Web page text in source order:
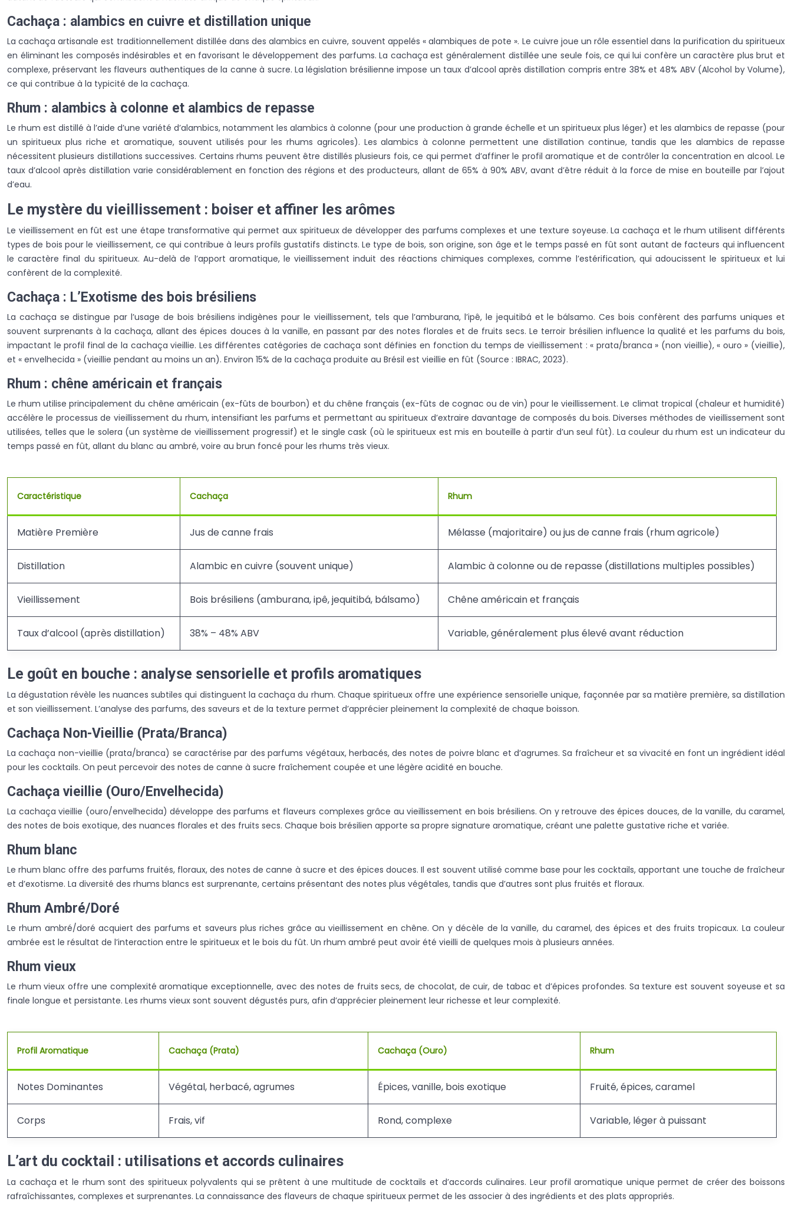
Cachaça : alambics en cuivre et distillation unique
La cachaça artisanale est traditionnellement distillée dans des alambics en cuivre, souvent appelés « alambiques de pote ». Le cuivre joue un rôle essentiel dans la purification du spiritueux
en éliminant les composés indésirables et en favorisant le développement des parfums. La cachaça est généralement distillée une seule fois, ce qui lui confère un caractère plus brut et
complexe, préservant les flaveurs authentiques de la canne à sucre. La législation brésilienne impose un taux d’alcool après distillation compris entre 38% et 48% ABV (Alcohol by Volume),
ce qui contribue à la typicité de la cachaça.
Rhum : alambics à colonne et alambics de repasse
Le rhum est distillé à l’aide d’une variété d’alambics, notamment les alambics à colonne (pour une production à grande échelle et un spiritueux plus léger) et les alambics de repasse (pour
un spiritueux plus riche et aromatique, souvent utilisés pour les rhums agricoles). Les alambics à colonne permettent une distillation continue, tandis que les alambics de repasse
nécessitent plusieurs distillations successives. Certains rhums peuvent être distillés plusieurs fois, ce qui permet d’affiner le profil aromatique et de contrôler la concentration en alcool. Le
taux d’alcool après distillation varie considérablement en fonction des régions et des producteurs, allant de 65% à 90% ABV, avant d’être réduit à la force de mise en bouteille par l’ajout
d’eau.
Le mystère du vieillissement : boiser et affiner les arômes
Le vieillissement en fût est une étape transformative qui permet aux spiritueux de développer des parfums complexes et une texture soyeuse. La cachaça et le rhum utilisent différents
types de bois pour le vieillissement, ce qui contribue à leurs profils gustatifs distincts. Le type de bois, son origine, son âge et le temps passé en fût sont autant de facteurs qui influencent
le caractère final du spiritueux. Au-delà de l’apport aromatique, le vieillissement induit des réactions chimiques complexes, comme l’estérification, qui adoucissent le spiritueux et lui
confèrent de la complexité.
Cachaça : L’Exotisme des bois brésiliens
La cachaça se distingue par l’usage de bois brésiliens indigènes pour le vieillissement, tels que l’amburana, l’ipê, le jequitibá et le bálsamo. Ces bois confèrent des parfums uniques et
souvent surprenants à la cachaça, allant des épices douces à la vanille, en passant par des notes florales et de fruits secs. Le terroir brésilien influence la qualité et les parfums du bois,
impactant le profil final de la cachaça vieillie. Les différentes catégories de cachaça sont définies en fonction du temps de vieillissement : « prata/branca » (non vieillie), « ouro » (vieillie),
et « envelhecida » (vieillie pendant au moins un an). Environ 15% de la cachaça produite au Brésil est vieillie en fût (Source : IBRAC, 2023).
Rhum : chêne américain et français
Le rhum utilise principalement du chêne américain (ex-fûts de bourbon) et du chêne français (ex-fûts de cognac ou de vin) pour le vieillissement. Le climat tropical (chaleur et humidité)
accélère le processus de vieillissement du rhum, intensifiant les parfums et permettant au spiritueux d’extraire davantage de composés du bois. Diverses méthodes de vieillissement sont
utilisées, telles que le solera (un système de vieillissement progressif) et le single cask (où le spiritueux est mis en bouteille à partir d’un seul fût). La couleur du rhum est un indicateur du
temps passé en fût, allant du blanc au ambré, voire au brun foncé pour les rhums très vieux.
Caractéristique Cachaça Rhum
Matière Première Jus de canne frais Mélasse (majoritaire) ou jus de canne frais (rhum agricole)
Distillation Alambic en cuivre (souvent unique) Alambic à colonne ou de repasse (distillations multiples possibles)
Vieillissement Bois brésiliens (amburana, ipê, jequitibá, bálsamo) Chêne américain et français
Taux d’alcool (après distillation) 38% – 48% ABV Variable, généralement plus élevé avant réduction
Le goût en bouche : analyse sensorielle et profils aromatiques
La dégustation révèle les nuances subtiles qui distinguent la cachaça du rhum. Chaque spiritueux offre une expérience sensorielle unique, façonnée par sa matière première, sa distillation
et son vieillissement. L’analyse des parfums, des saveurs et de la texture permet d’apprécier pleinement la complexité de chaque boisson.
Cachaça Non-Vieillie (Prata/Branca)
La cachaça non-vieillie (prata/branca) se caractérise par des parfums végétaux, herbacés, des notes de poivre blanc et d’agrumes. Sa fraîcheur et sa vivacité en font un ingrédient idéal
pour les cocktails. On peut percevoir des notes de canne à sucre fraîchement coupée et une légère acidité en bouche.
Cachaça vieillie (Ouro/Envelhecida)
La cachaça vieillie (ouro/envelhecida) développe des parfums et flaveurs complexes grâce au vieillissement en bois brésiliens. On y retrouve des épices douces, de la vanille, du caramel,
des notes de bois exotique, des nuances florales et des fruits secs. Chaque bois brésilien apporte sa propre signature aromatique, créant une palette gustative riche et variée.
Rhum blanc
Le rhum blanc offre des parfums fruités, floraux, des notes de canne à sucre et des épices douces. Il est souvent utilisé comme base pour les cocktails, apportant une touche de fraîcheur
et d’exotisme. La diversité des rhums blancs est surprenante, certains présentant des notes plus végétales, tandis que d’autres sont plus fruités et floraux.
Rhum Ambré/Doré
Le rhum ambré/doré acquiert des parfums et saveurs plus riches grâce au vieillissement en chêne. On y décèle de la vanille, du caramel, des épices et des fruits tropicaux. La couleur
ambrée est le résultat de l’interaction entre le spiritueux et le bois du fût. Un rhum ambré peut avoir été vieilli de quelques mois à plusieurs années.
Rhum vieux
Le rhum vieux offre une complexité aromatique exceptionnelle, avec des notes de fruits secs, de chocolat, de cuir, de tabac et d’épices profondes. Sa texture est souvent soyeuse et sa
finale longue et persistante. Les rhums vieux sont souvent dégustés purs, afin d’apprécier pleinement leur richesse et leur complexité.
Profil Aromatique Cachaça (Prata) Cachaça (Ouro) Rhum
Notes Dominantes Végétal, herbacé, agrumes Épices, vanille, bois exotique Fruité, épices, caramel
Corps Frais, vif Rond, complexe Variable, léger à puissant
L’art du cocktail : utilisations et accords culinaires
La cachaça et le rhum sont des spiritueux polyvalents qui se prêtent à une multitude de cocktails et d’accords culinaires. Leur profil aromatique unique permet de créer des boissons
rafraîchissantes, complexes et surprenantes. La connaissance des flaveurs de chaque spiritueux permet de les associer à des ingrédients et des plats appropriés.